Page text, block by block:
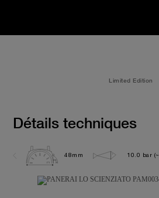
Limited Edition
Détails techniques
48mm 10.0 bar